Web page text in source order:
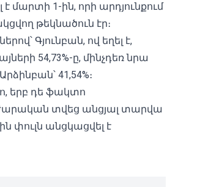
մարտի 1-ին, որի արդյունքում
թեկնածուն էր։
Գյունբան, ով եղել է,
54,73%-ը, մինչդեռ նրա
41,54%։
երբ դե ֆակտո
տվեց անցյալ տարվա
փուլն անցկացվել է